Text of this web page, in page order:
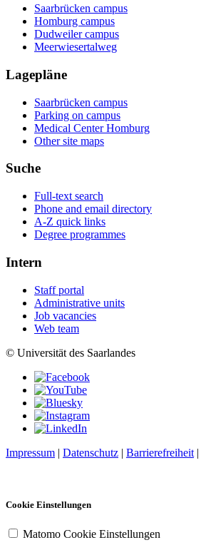
Saarbrücken campus
Homburg campus
Dudweiler campus
Meerwiesertalweg
Lagepläne
Saarbrücken campus
Parking on campus
Medical Center Homburg
Other site maps
Suche
Full-text search
Phone and email directory
A-Z quick links
Degree programmes
Intern
Staff portal
Administrative units
Job vacancies
Web team
© Universität des Saarlandes
Impressum | Datenschutz | Barrierefreiheit |
Cookie Einstellungen
Matomo Cookie Einstellungen